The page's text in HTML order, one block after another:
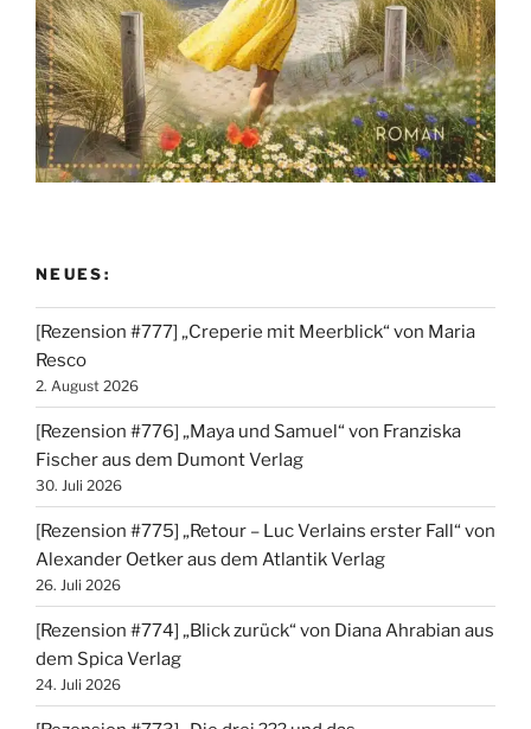
NEUES:
[Rezension #777] „Creperie mit Meerblick“ von Maria
Resco
2. August 2026
[Rezension #776] „Maya und Samuel“ von Franziska
Fischer aus dem Dumont Verlag
30. Juli 2026
[Rezension #775] „Retour – Luc Verlains erster Fall“ von
Alexander Oetker aus dem Atlantik Verlag
26. Juli 2026
[Rezension #774] „Blick zurück“ von Diana Ahrabian aus
dem Spica Verlag
24. Juli 2026